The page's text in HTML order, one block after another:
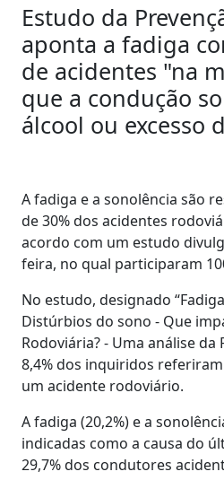
Estudo da
aponta a fadiga
de acidentes "na
que a condução
álcool ou excesso
A fadiga e a sonolência são
de 30% dos acidentes
acordo com um estudo
feira, no qual participaram
No estudo, designado
Distúrbios do sono - Que
Rodoviária? - Uma análise da
8,4% dos inquiridos
um acidente rodoviário.
A fadiga (20,2%) e a
indicadas como a causa do
29,7% dos condutores